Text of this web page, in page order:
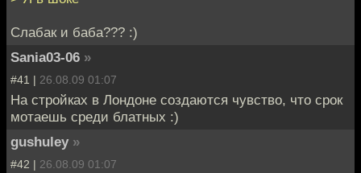
Слабак и баба??? :)
Sania03-06 »
#41 | 26.08.09 01:07
На стройках в Лондоне создаются чувство, что срок
мотаешь среди блатных :)
gushuley »
#42 | 26.08.09 01:07